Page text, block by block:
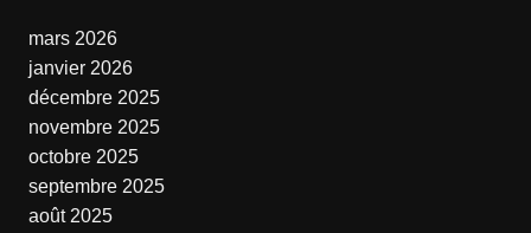
mars 2026
janvier 2026
décembre 2025
novembre 2025
octobre 2025
septembre 2025
août 2025